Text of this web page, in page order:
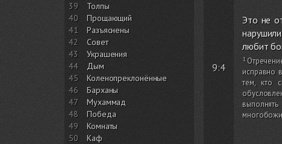
39
Толпы
40
Прощающий
41
Разъяснены
42
Совет
43
Украшения
44
Дым
45
Коленопреклонённые
46
Барханы
47
Мухаммад
48
Победа
49
Комнаты
50
Каф
9:4
Это не
любит
исправно
тем, кто